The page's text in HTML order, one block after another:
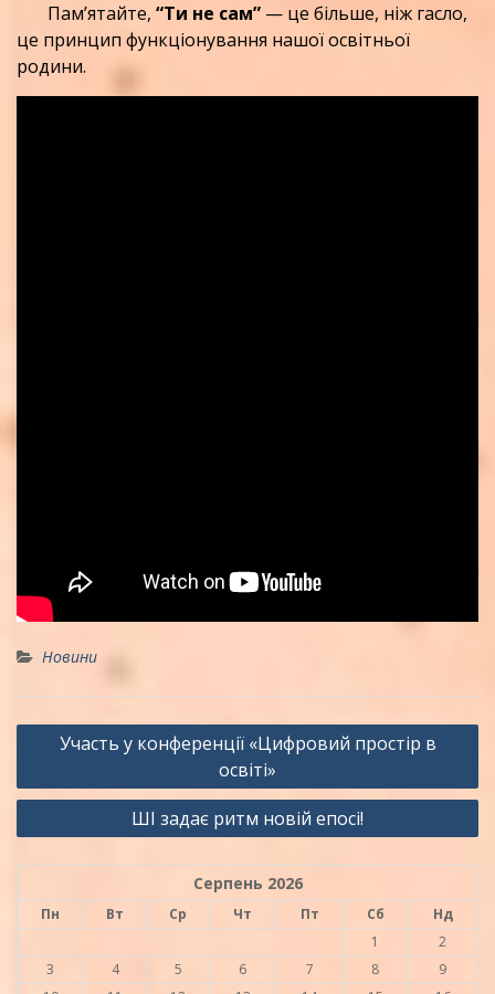
Пам’ятайте, “Ти не сам” — це більше, ніж гасло,
це принцип функціонування нашої освітньої
родини.
Новини
Навігація
Участь у конференції «Цифровий простір в
освіті»
ШІ задає ритм новій епосі!
Серпень 2026
Пн Вт Ср Чт Пт Сб
Нд
1
2
3
4 5 6 7 8
9